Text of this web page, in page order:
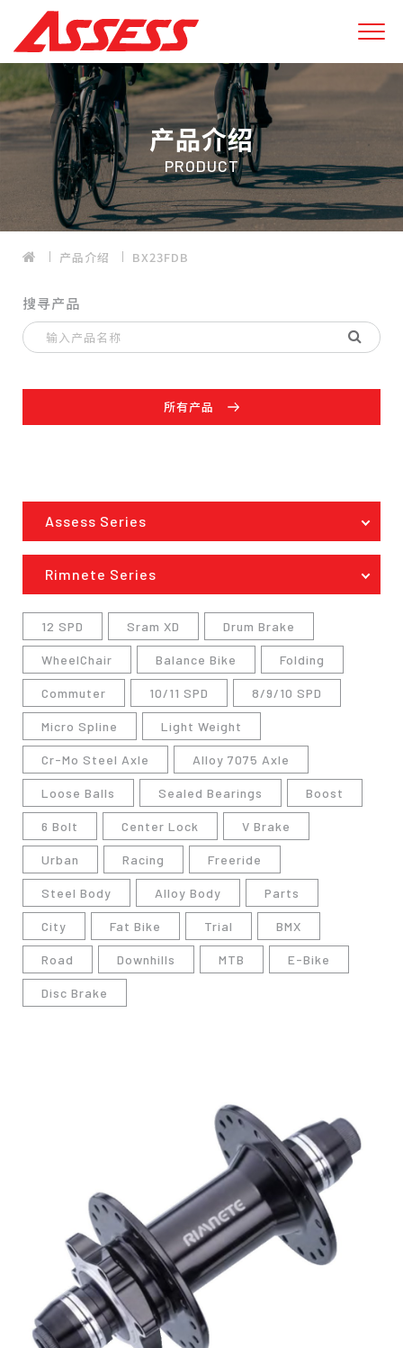
产品介绍
PRODUCT
产品介绍 BX23FDB
搜寻产品
所有产品
Assess Series
Rimnete Series
12 SPD Sram XD Drum Brake
WheelChair Balance Bike Folding
Commuter 10/11 SPD 8/9/10 SPD
Micro Spline Light Weight
Cr-Mo Steel Axle Alloy 7075 Axle
Loose Balls Sealed Bearings Boost
6 Bolt Center Lock V Brake
Urban Racing Freeride
Steel Body Alloy Body Parts
City Fat Bike Trial BMX
Road Downhills MTB E-Bike
Disc Brake